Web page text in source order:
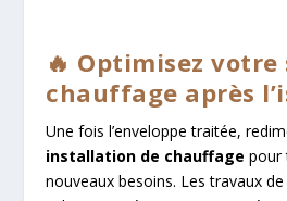
🔥 Optimisez
chauffage après
Une fois l’enveloppe traitée,
installation de chauffage pour
nouveaux besoins. Les travaux